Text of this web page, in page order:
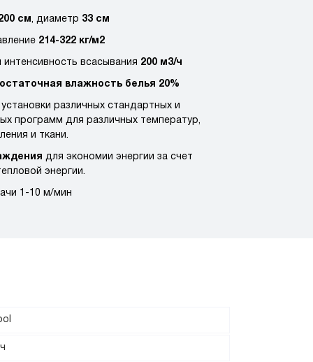
см, диаметр 33 см
214-322 кг/м2
интенсивность всасывания 200 м3/ч
влажность белья 20%
различных стандартных и
программ для различных температур,
и ткани.
для экономии энергии за счет
энергии.
1-10 м/мин